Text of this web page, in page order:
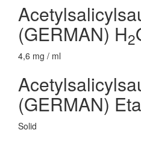
(GERMAN) H2
4,6 mg / ml
(GERMAN)
Solid